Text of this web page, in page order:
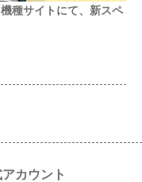
種サイトにて、新スペ
カウント